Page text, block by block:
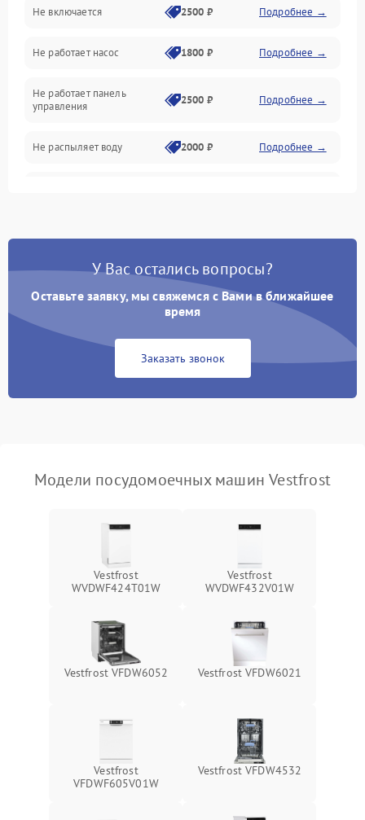
Нагрев
Вода
Гигиена
Программное обеспечение
Не включается 2500 ₽ Подробнее →
Не работает насос 1800 ₽ Подробнее →
Не работает панель
управления
2500 ₽ Подробнее →
Не распыляет воду 2000 ₽ Подробнее →
Проблемы с набором
Не работает сушилка 2100 ₽ Подробнее →
Сбои в работе таймера 1700 ₽
У Вас остались вопросы?
Оставьте заявку, мы свяжемся с Вами в ближайшее
время
Заказать звонок
Модели посудомоечных машин Vestfrost
Vestfrost
WVDWF424T01W
Vestfrost
WVDWF432V01W
Vestfrost VFDW6052 Vestfrost VFDW6021
Vestfrost
VFDWF605V01W
Vestfrost VFDW4532